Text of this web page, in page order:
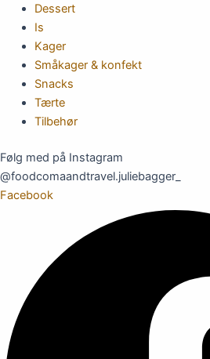
Dessert
Is
Kager
Småkager & konfekt
Snacks
Tærte
Tilbehør
Følg med på Instagram
@foodcomaandtravel.juliebagger_
Facebook